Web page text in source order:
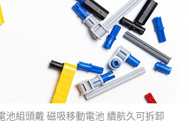
池組頭戴 磁吸移動電池 續航久可拆卸